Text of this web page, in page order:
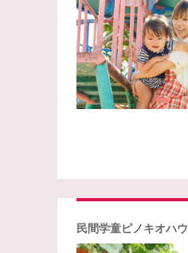
民間学童ピノキオハ